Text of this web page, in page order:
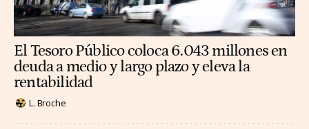
El Tesoro Público coloca 6.043 millones en
deuda a medio y largo plazo y eleva la
rentabilidad
L. Broche